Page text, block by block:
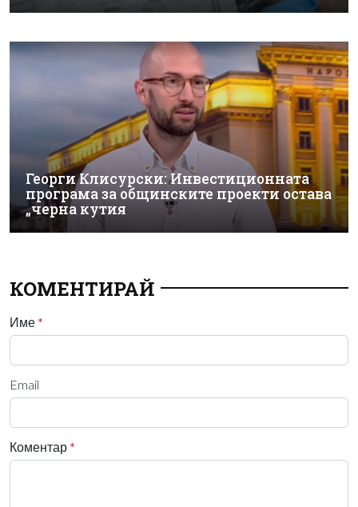
Георги Клисурски: Инвестиционната
програма за общинските проекти остава
„черна кутия
КОМЕНТИРАЙ
Име *
Email
Коментар *